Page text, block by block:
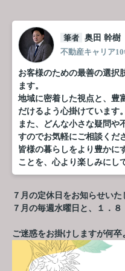
筆者 奥田 幹樹
不動産キャリア
お客様のための最善の選択
ます。
地域に密着した視点と、豊
だけるよう心掛けています。
また、どんな小さな疑問や
すのでお気軽にご相談くだ
皆様の暮らしをより豊かに
ことを、心より楽しみにし
７月の定休日をお知らせいた
７月の毎週水曜日と、１．
ご迷惑をお掛けしますが何卒